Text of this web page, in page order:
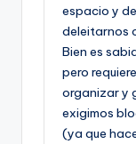
espacio y
deleitarnos
Bien es
pero
organizar y
exigimos
(ya que